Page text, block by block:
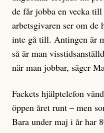
de får jobba en vecka
arbetsgivaren ser om
inte gå till. Antingen är
så är man
när man jobbar, säger
Fackets hjälptelefon
öppen året runt – men
Bara under maj i år har